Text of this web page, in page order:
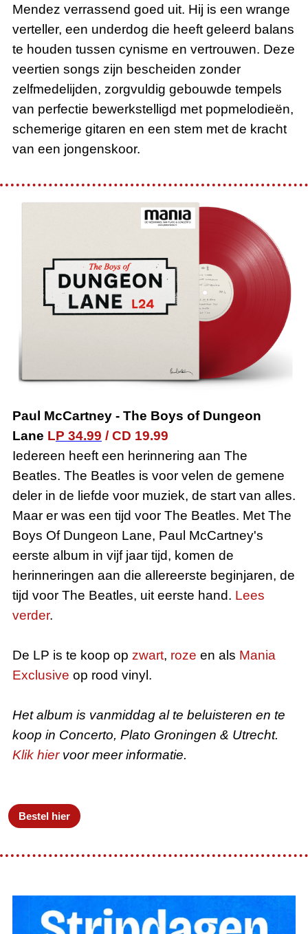
Mendez verrassend goed uit. Hij is een wrange
verteller, een underdog die heeft geleerd balans
te houden tussen cynisme en vertrouwen. Deze
veertien songs zijn bescheiden zonder
zelfmedelijden, zorgvuldig gebouwde tempels
van perfectie bewerkstelligd met popmelodieën,
schemerige gitaren en een stem met de kracht
van een jongenskoor.
Paul McCartney- The Boys of Dungeon
Lane LP 34.99 / CD 19.99
Iedereen heeft een herinnering aan The
Beatles. The Beatles is voor velen de gemene
deler in de liefde voor muziek, de start van alles.
Maar er was een tijd voor The Beatles. Met The
Boys Of Dungeon Lane, Paul McCartney's
eerste album in vijf jaar tijd, komen de
herinneringen aan die allereerste beginjaren, de
tijd voor The Beatles, uit eerste hand. Lees
verder.
De LP is te koop op zwart, roze en als Mania
Exclusive op rood vinyl.
Het album is vanmiddag al te beluisteren en te
koop in Concerto, Plato Groningen & Utrecht.
Klik hiervoor meer informatie.
Bestel hier